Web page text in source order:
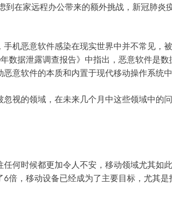
到在家远程办公带来的额外挑战，新冠肺炎
机恶意软件感染在现实世界中并不常见，
数据泄露调查报告》中指出，恶意软件是数
意软件的本质和内置于现代移动操作系统中
视的领域，在未来几个月中这些领域中的
何时候都更加令人不安，移动领域尤其如
倍，移动设备已经成为了主要目标，尤其是